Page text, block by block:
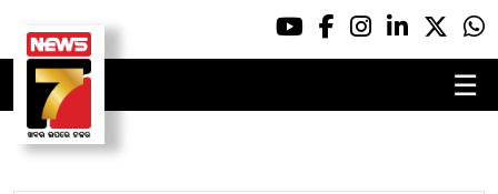
☰